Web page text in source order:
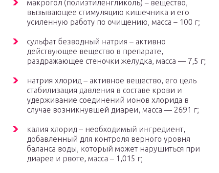
макрогол (полиэтиленгликоль) – вещество,
вызывающее стимуляцию кишечника и его
усиленную работу по очищению, масса – 100 г;
сульфат безводный натрия – активно
действующее вещество в препарате,
раздражающее стеночки желудка, масса — 7,5 г;
натрия хлорид – активное вещество, его цель
стабилизация давления в составе крови и
удерживание соединений ионов хлорида в
случае возникнувшей диареи, масса — 2691 г;
калия хлорид – необходимый ингредиент,
добавленный для контроля верного уровня
баланса воды, который может нарушиться при
диарее и рвоте, масса – 1,015 г;